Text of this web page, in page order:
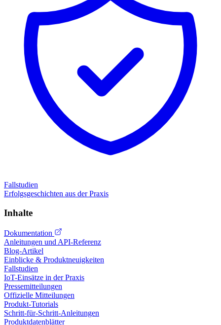
Fallstudien
Erfolgsgeschichten aus der Praxis
Inhalte
Dokumentation
Anleitungen und API-Referenz
Blog-Artikel
Einblicke & Produktneuigkeiten
Fallstudien
IoT-Einsätze in der Praxis
Pressemitteilungen
Offizielle Mitteilungen
Produkt-Tutorials
Schritt-für-Schritt-Anleitungen
Produktdatenblätter